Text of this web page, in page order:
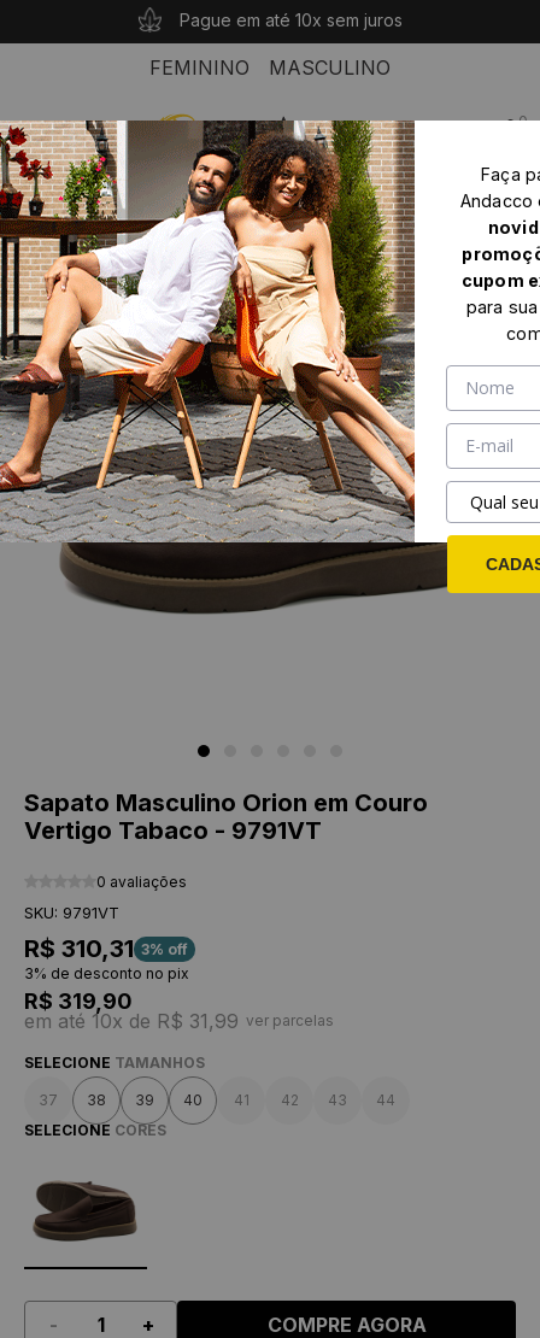
Compras acima de R$ 339 seu frete é grátis!
Pague em até 10x sem juros
10% OFF com o cupom: PRIMEIROANDACCO
FEMININO MASCULINO
0
Home Masculino
Sapato Masculino
Sapato Masculino Orion em Couro Vertigo Tabaco - 9791VT
Sapato Masculino Orion em Couro
Vertigo Tabaco - 9791VT
0 avaliações
SKU: 9791VT
R$ 310,31 3% off
3% de desconto no pix
R$ 319,90
em até 10x de R$ 31,99 ver parcelas
SELECIONE TAMANHOS
37 38 39 40 41 42 43
44
SELECIONE CORES
+
- COMPRE AGORA
Faça
cupom
para